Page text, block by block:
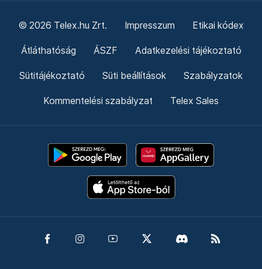
© 2026 Telex.hu Zrt. Impresszum Etikai kódex
Átláthatóság ÁSZF Adatkezelési tájékoztató
Sütitájékoztató Süti beállítások Szabályzatok
Kommentelési szabályzat Telex Sales